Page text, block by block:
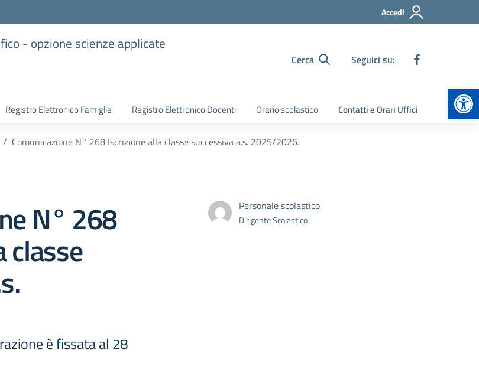
Accedi
- opzione scienze applicate
Cerca Seguici su:
Registro Elettronico Famiglie Registro Elettronico Docenti Orario scolastico Contatti e Orari Uffici
Comunicazione N° 268 Iscrizione alla classe successiva a.s. 2025/2026.
N° 268
classe
è fissata al 28
Personale scolastico
Dirigente Scolastico